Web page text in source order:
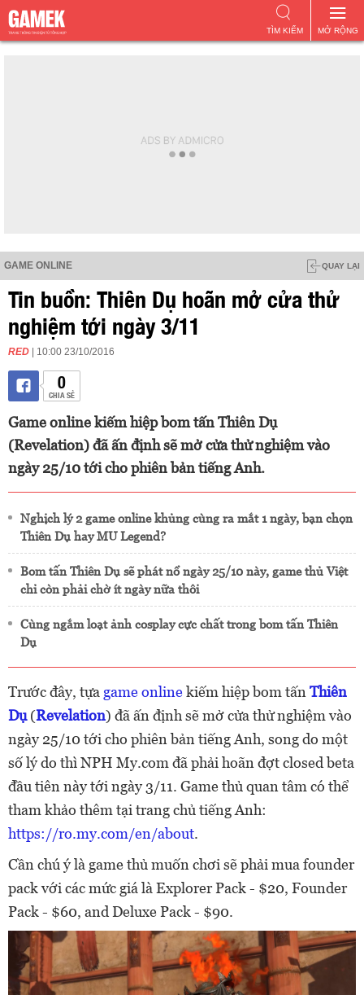
MỞ RỘNG
TÌM KIẾM
GAME ONLINE QUAY LẠI
Tin buồn: Thiên Dụ hoãn mở cửa thử
nghiệm tới ngày 3/11
RED | 10:00 23/10/2016
0
CHIA SẺ
Game online kiếm hiệp bom tấn Thiên Dụ
(Revelation) đã ấn định sẽ mở cửa thử nghiệm vào
ngày 25/10 tới cho phiên bản tiếng Anh.
Nghịch lý 2 game online khủng cùng ra mắt 1 ngày, bạn chọn
Thiên Dụ hay MU Legend?
Bom tấn Thiên Dụ sẽ phát nổ ngày 25/10 này, game thủ Việt
chỉ còn phải chờ ít ngày nữa thôi
Cùng ngắm loạt ảnh cosplay cực chất trong bom tấn Thiên
Dụ
Trước đây, tựa game onlinekiếm hiệp bom tấn Thiên
Dụ(Revelation) đã ấn định sẽ mở cửa thử nghiệm vào
ngày 25/10 tới cho phiên bản tiếng Anh, song do một
số lý do thì NPH My.com đã phải hoãn đợt closed beta
đầu tiên này tới ngày 3/11. Game thủ quan tâm có thể
tham khảo thêm tại trang chủ tiếng Anh:
https://ro.my.com/en/about.
Cần chú ý là game thủ muốn chơi sẽ phải mua founder
pack với các mức giá là Explorer Pack - $20, Founder
Pack - $60, and Deluxe Pack - $90.